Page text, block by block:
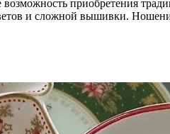
приобретения
и сложной вышивки.